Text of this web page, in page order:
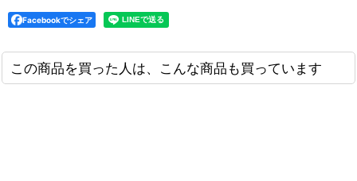
Facebookでシェア
この商品を買った人は、こんな商品も買っています